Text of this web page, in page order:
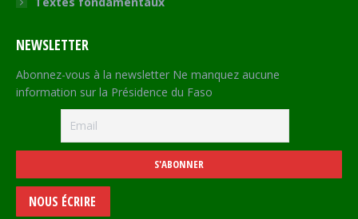
NEWSLETTER
Abonnez-vous à la newsletter Ne manquez aucune
information sur la Présidence du Faso
NOUS ÉCRIRE